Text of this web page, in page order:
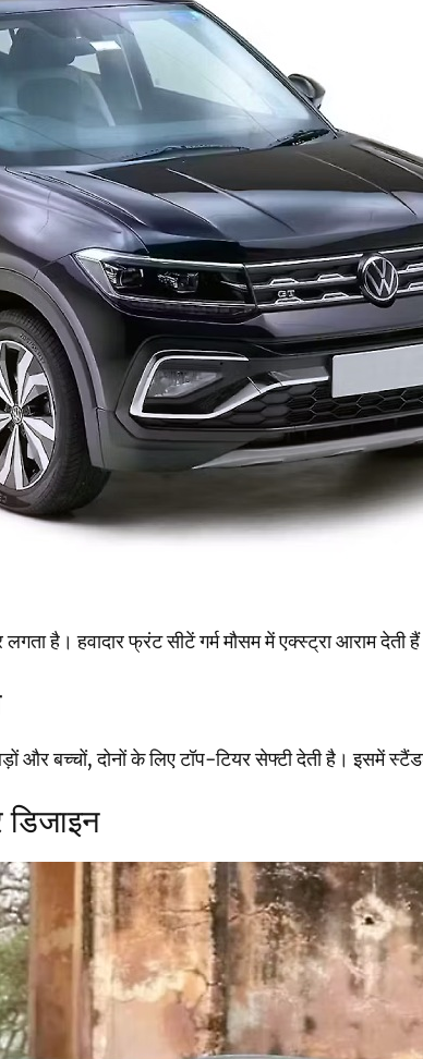
है। हवादार फ्रंट सीटें गर्म मौसम में एक्स्ट्रा आराम
बच्चों, दोनों के लिए टॉप-टियर सेफ्टी देती है। इसमें
डिजाइन